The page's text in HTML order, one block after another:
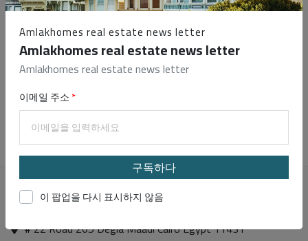
Amlakhomes real estate news letter
Amlakhomes real estate news letter
Amlakhomes real estate news letter
이메일 주소
구독하다
이 팝업을 다시 표시하지 않음
로그인 유지
비밀번호를 잊으셨
Login
# 22 Road 205 Degla Maadi Cairo Egypt 11431